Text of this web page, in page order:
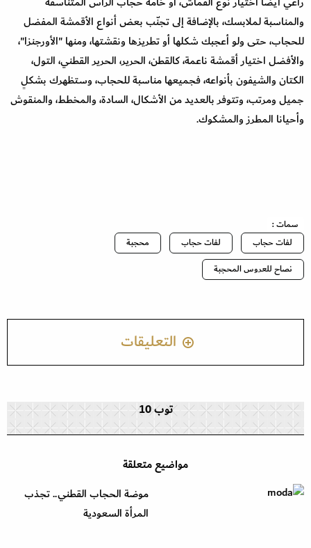
والمناسبة لملابسك، بالإضافة إلى تجنّب بعض أنواع الأقمشة المفضل
للحجاب، حتى ولو أعجبك شكلها أو تطريزها ونقشتها، ومنها "الأورجنزا"،
والأفضل اختيار أقمشة ناعمة، كالقطن، الحرير، الحرير القطني، التول،
الكتان والشيفون بأنواعه، فجميعها مناسبة للحجاب، وستظهرك بشكلٍ
جميل ومرتب، وتتوفر بالعديد من الأشكال، السادة، والمخطط، والمنقوش
وأحيانا المطرز والمشكوك.
سمات :
لفات حجاب
لفات حجاب
محجبة
نصاح للعروس المحجبة
التعليقات
توب 10
مواضيع متعلقة
موضة الحجاب القطني.. تجذب
المرأة السعودية